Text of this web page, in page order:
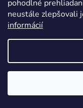
pohodlné
neustále zlepšovali
informácií